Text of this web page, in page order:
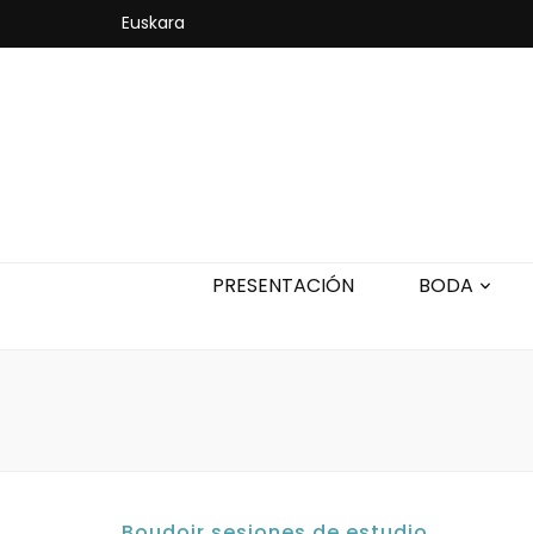
Euskara
PRESENTACIÓN BODA